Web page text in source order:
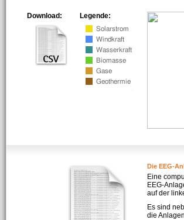
Legende:
Download:
Die EEG-
Eine
EEG-
auf der
Es sind
die